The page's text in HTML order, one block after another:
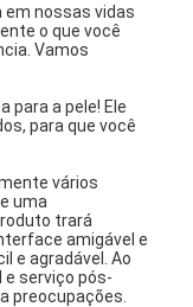
em nossas vidas
o que você
Vamos
para a pele! Ele
para que você
vários
uma
trará
amigável e
e agradável. Ao
serviço pós-
preocupações.